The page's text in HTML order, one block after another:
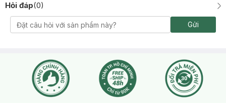
Hỏi đáp(0)
Gửi